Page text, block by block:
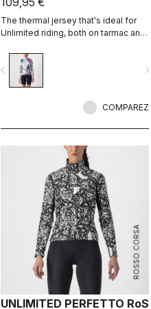
The thermal jersey that's ideal for
Unlimited riding, both on tarmac and
warmth of our heavier-weight
Warmer fabric.
navigate_before
COMPAREZ
ROSSO CORSA
UNLIMITED PERFETTO RoS